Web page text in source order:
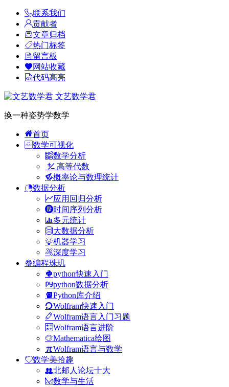
联系我们
贡献者
文章归档
热门标签
留言板
网站收藏
代码高亮
文艺数学君
换一种姿势学数学
首页
数学可视化
数学分析
高等代数
概率论与数理统计
数据分析
应用回归分析
时间序列分析
多元统计
大数据分析
机器学习
深度学习
编程珠玑
python快速入门
python数据分析
Python库介绍
Wolfram快速入门
Wolfram语言入门习题
Wolfram语言进阶
Mathematica绘图
Wolfram语言与数学
数学美拾趣
北邮人论坛十大
数学与生活